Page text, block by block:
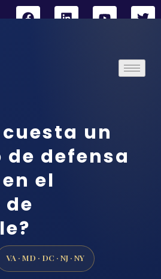
un
defensa
el
VA · MD · DC · NJ · NY